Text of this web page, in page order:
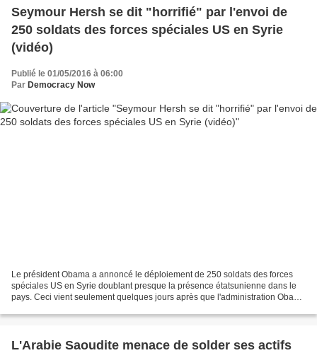
Seymour Hersh se dit "horrifié" par l'envoi de
250 soldats des forces spéciales US en Syrie
(vidéo)
Publié le 01/05/2016 à 06:00
Par Democracy Now
Le président Obama a annoncé le déploiement de 250 soldats des forces
spéciales US en Syrie doublant presque la présence étatsunienne dans le
pays. Ceci vient seulement quelques jours après que l'administration Obama
L'Arabie Saoudite menace de solder ses actifs